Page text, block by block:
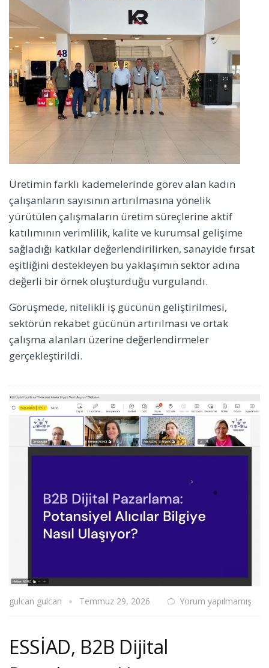
Üretimin farklı kademelerinde görev alan kadın
çalışanların sayısının artırılmasına yönelik
yürütülen çalışmaların üretim süreçlerine aktif
katılımının verimlilik, kalite ve kurumsal gelişime
sağladığı katkılar değerlendirilirken, sanayide fırsat
eşitliğini destekleyen bu yaklaşımın sektör adına
değerli bir örnek oluşturduğu vurgulandı.
Görüşmede, nitelikli iş gücünün geliştirilmesi,
sektörün rekabet gücünün artırılması ve ortak
çalışma alanları üzerine değerlendirmeler
gerçekleştirildi.
gulcan gulcan Temmuz 29, 2026 Yorum yapılmamış
ESSİAD, B2B Dijital